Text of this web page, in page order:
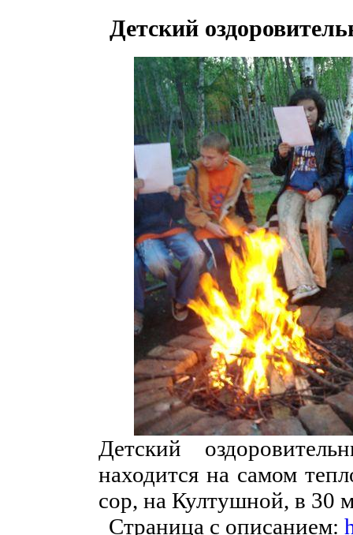
Детский
Детский
находится на самом
сор, на Култушной, в 30
Страница с описанием: